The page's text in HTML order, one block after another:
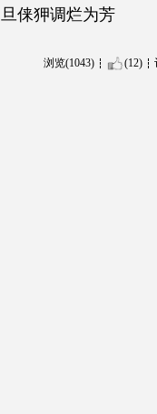
旦俫狎调烂为芳
浏览(1043) (12)